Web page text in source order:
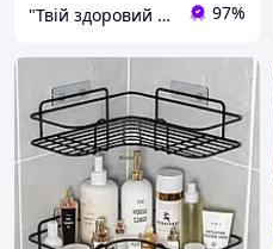
"Твій здоровий дім" 97%